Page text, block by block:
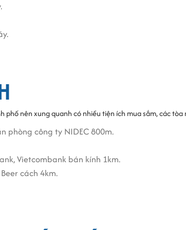
tòa nhà.
văn phòng.
Quận 9
.
24/24
kỳ.
nên xung quanh có nhiều tiện ích mua sắm, các
phòng công ty NIDEC 800m.
Vietcombank bán kính 1km.
cách 4km.